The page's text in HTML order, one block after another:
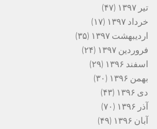
تیر ۱۳۹۷
(۴۷)
خرداد ۱۳۹۷
(۱۷)
اردیبهشت ۱۳۹۷
(۳۵)
فروردین ۱۳۹۷
(۲۴)
اسفند ۱۳۹۶
(۲۹)
بهمن ۱۳۹۶
(۳۰)
دی ۱۳۹۶
(۴۳)
آذر ۱۳۹۶
(۷۰)
آبان ۱۳۹۶
(۴۹)